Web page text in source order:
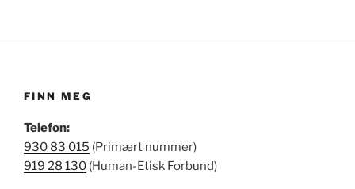
FINN MEG
Telefon:
930 83 015 (Primært nummer)
919 28 130 (Human-Etisk Forbund)